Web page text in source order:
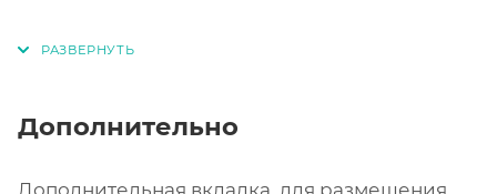
Дополнительно
Дополнительная вкладка, для размещения